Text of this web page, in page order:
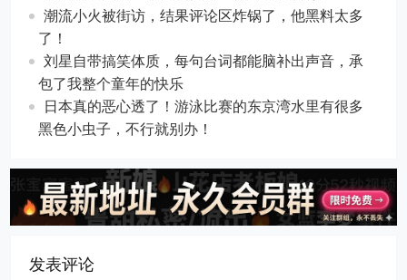
潮流小火被街访，结果评论区炸锅了，他黑料太多
了！
刘星自带搞笑体质，每句台词都能脑补出声音，承
包了我整个童年的快乐
日本真的恶心透了！游泳比赛的东京湾水里有很多
黑色小虫子，不行就别办！
发表评论